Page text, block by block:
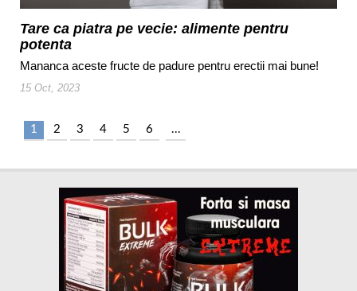
Tare ca piatra pe vecie: alimente pentru
potenta
Mananca aceste fructe de padure pentru erectii mai bune!
15 Oct, 2023
1 2 3 4 5 6 ...